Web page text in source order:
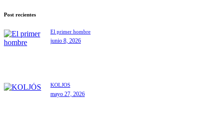
Post recientes
El primer hombre
junio 8, 2026
KOLJÓS
mayo 27, 2026